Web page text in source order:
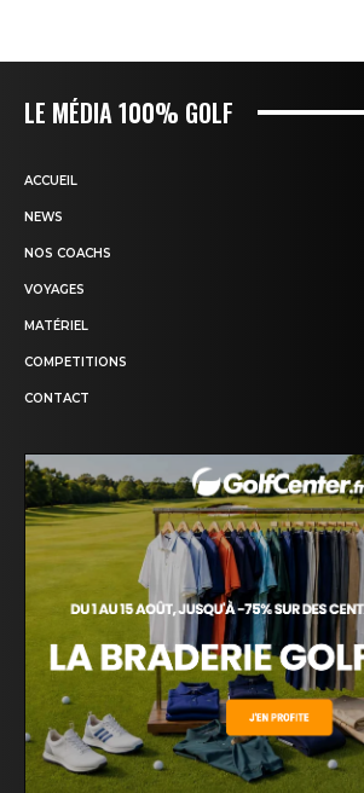
LE MÉDIA 100% GOLF
ACCUEIL
NEWS
NOS COACHS
VOYAGES
MATÉRIEL
COMPETITIONS
CONTACT